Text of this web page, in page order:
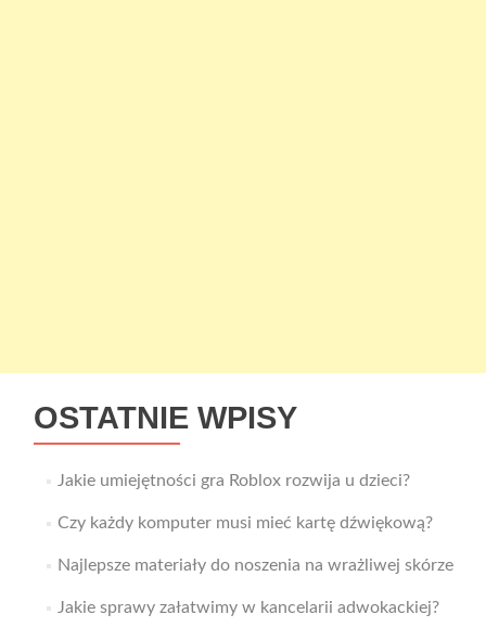
OSTATNIE WPISY
Jakie umiejętności gra Roblox rozwija u dzieci?
Czy każdy komputer musi mieć kartę dźwiękową?
Najlepsze materiały do noszenia na wrażliwej skórze
Jakie sprawy załatwimy w kancelarii adwokackiej?